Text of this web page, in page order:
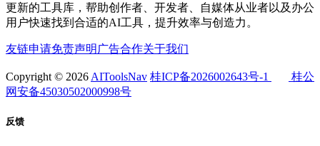
更新的工具库，帮助创作者、开发者、自媒体从业者以及办公
用户快速找到合适的AI工具，提升效率与创造力。
友链申请免责声明 广告合作关于我们
Copyright © 2026 AIToolsNav 桂ICP备2026002643号-1
桂公
网安备45030502000998号
反馈